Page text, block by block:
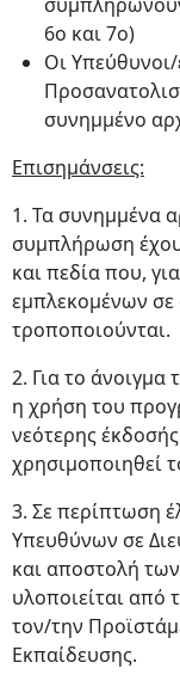
6ο και 7ο)
Οι
συνημμένο
Επισημάνσεις:
1. Τα συνημμένα
συμπλήρωση
και πεδία που,
εμπλεκομένων σε
τροποποιούνται.
2. Για το
η χρήση του
νεότερης
χρησιμοποιηθεί
3. Σε περίπτωση
Υπευθύνων σε
και αποστολή
υλοποιείται από
τον/την
Εκπαίδευσης.